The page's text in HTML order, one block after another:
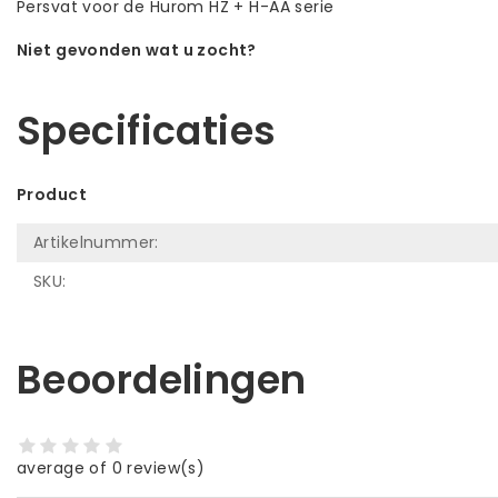
Persvat voor de Hurom HZ + H-AA serie
Niet gevonden wat u zocht?
Specificaties
Product
Artikelnummer:
SKU:
Beoordelingen
average of 0 review(s)